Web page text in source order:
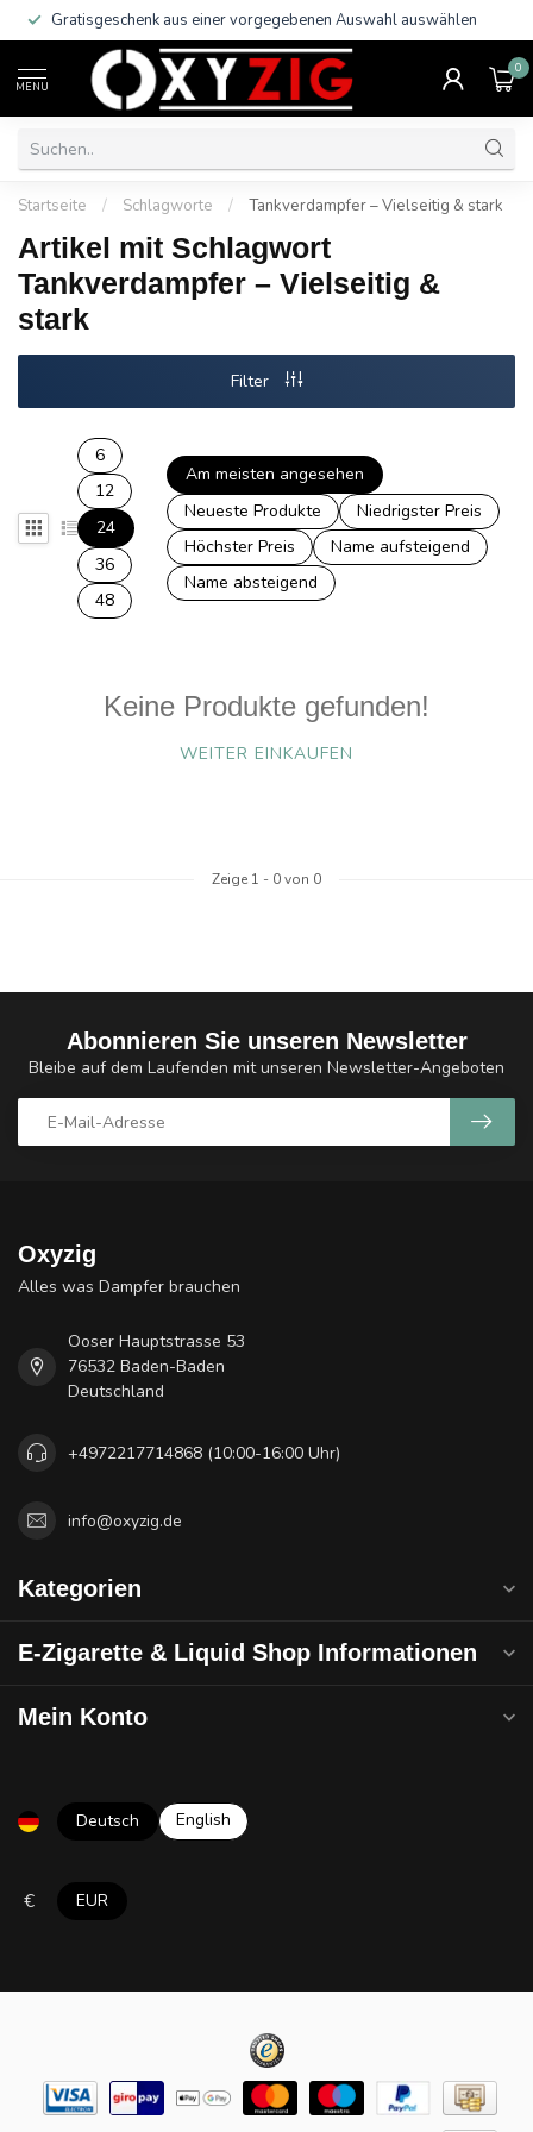
Gratisgeschenk aus einer vorgegebenen Auswahl auswählen
MENU
0
Startseite / Schlagworte / Tankverdampfer – Vielseitig & stark
Artikel mit Schlagwort
Tankverdampfer – Vielseitig &
stark
Filter
6
12
24
36
48
Am meisten angesehen
Neueste Produkte
Niedrigster Preis
Höchster Preis
Name aufsteigend
Name absteigend
Keine Produkte gefunden!
WEITER EINKAUFEN
Zeige 1 - 0von 0
Abonnieren Sie unseren Newsletter
Bleibe auf dem Laufenden mit unseren Newsletter-Angeboten
Oxyzig
Alles was Dampfer brauchen
Ooser Hauptstrasse 53
76532 Baden-Baden
Deutschland
+4972217714868 (10:00-16:00 Uhr)
info@oxyzig.de
Kategorien
E-Zigarette & Liquid Shop Informationen
Mein Konto
Deutsch English
€ EUR